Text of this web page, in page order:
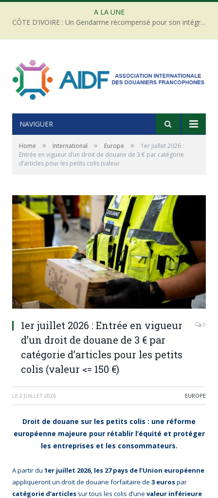
A LA UNE
CÔTE D’IVOIRE : Un Gendarme récompensé pour son intégrité face à une tentative de corruption
NAVIGUER
Home » International » Europe »
1er juillet 2026 :
Entrée en vigueur d’un droit de douane de 3 € par catégorie
d’articles pour les petits colis (valeur
1er juillet 2026 : Entrée en vigueur
d’un droit de douane de 3 € par
catégorie d’articles pour les petits
colis (valeur <= 150 €)
0
LE 2 JUILLET 2026 EUROPE
Droit de douane sur les petits colis : une réforme
européenne majeure pour rétablir l’équité et protéger
les entreprises et les consommateurs.
A partir du 1er juillet 2026, les 27 pays de l’Union européenne
appliqueront un droit de douane forfaitaire de 3 eurospar
catégorie d’articles sur tous les colis d’une valeur inférieure